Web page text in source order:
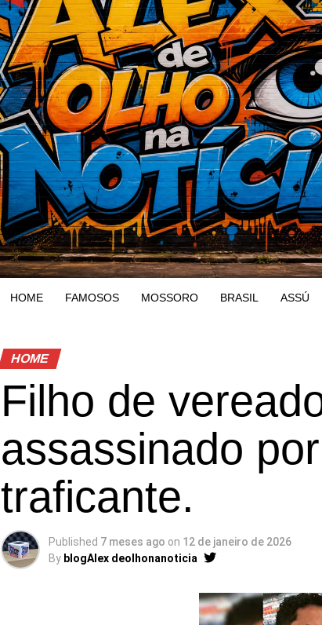
HOME FAMOSOS MOSSORO BRASIL ASSÚ
HOME
Filho de
assassinado
traficante.
Published 7 meses ago on 12 de janeiro de 2026
By blogAlex deolhonanoticia